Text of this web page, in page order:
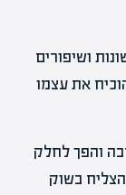
ושיפורים
את עצמו
והפך לחלק
בשוק